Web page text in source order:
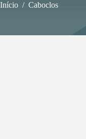
Início / Caboclos